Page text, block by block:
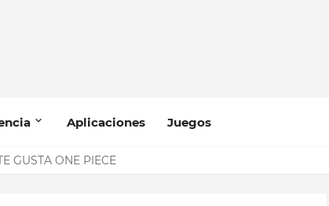
Aplicaciones Juegos
GUSTA ONE PIECE